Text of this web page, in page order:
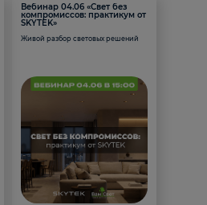
Вебинар 04.06 «Свет без
компромиссов: практикум от
SKYTEK»
Живой разбор световых решений